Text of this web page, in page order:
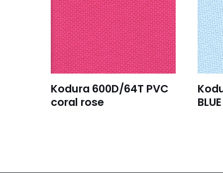
Kodura 600D/64T PVC
coral rose